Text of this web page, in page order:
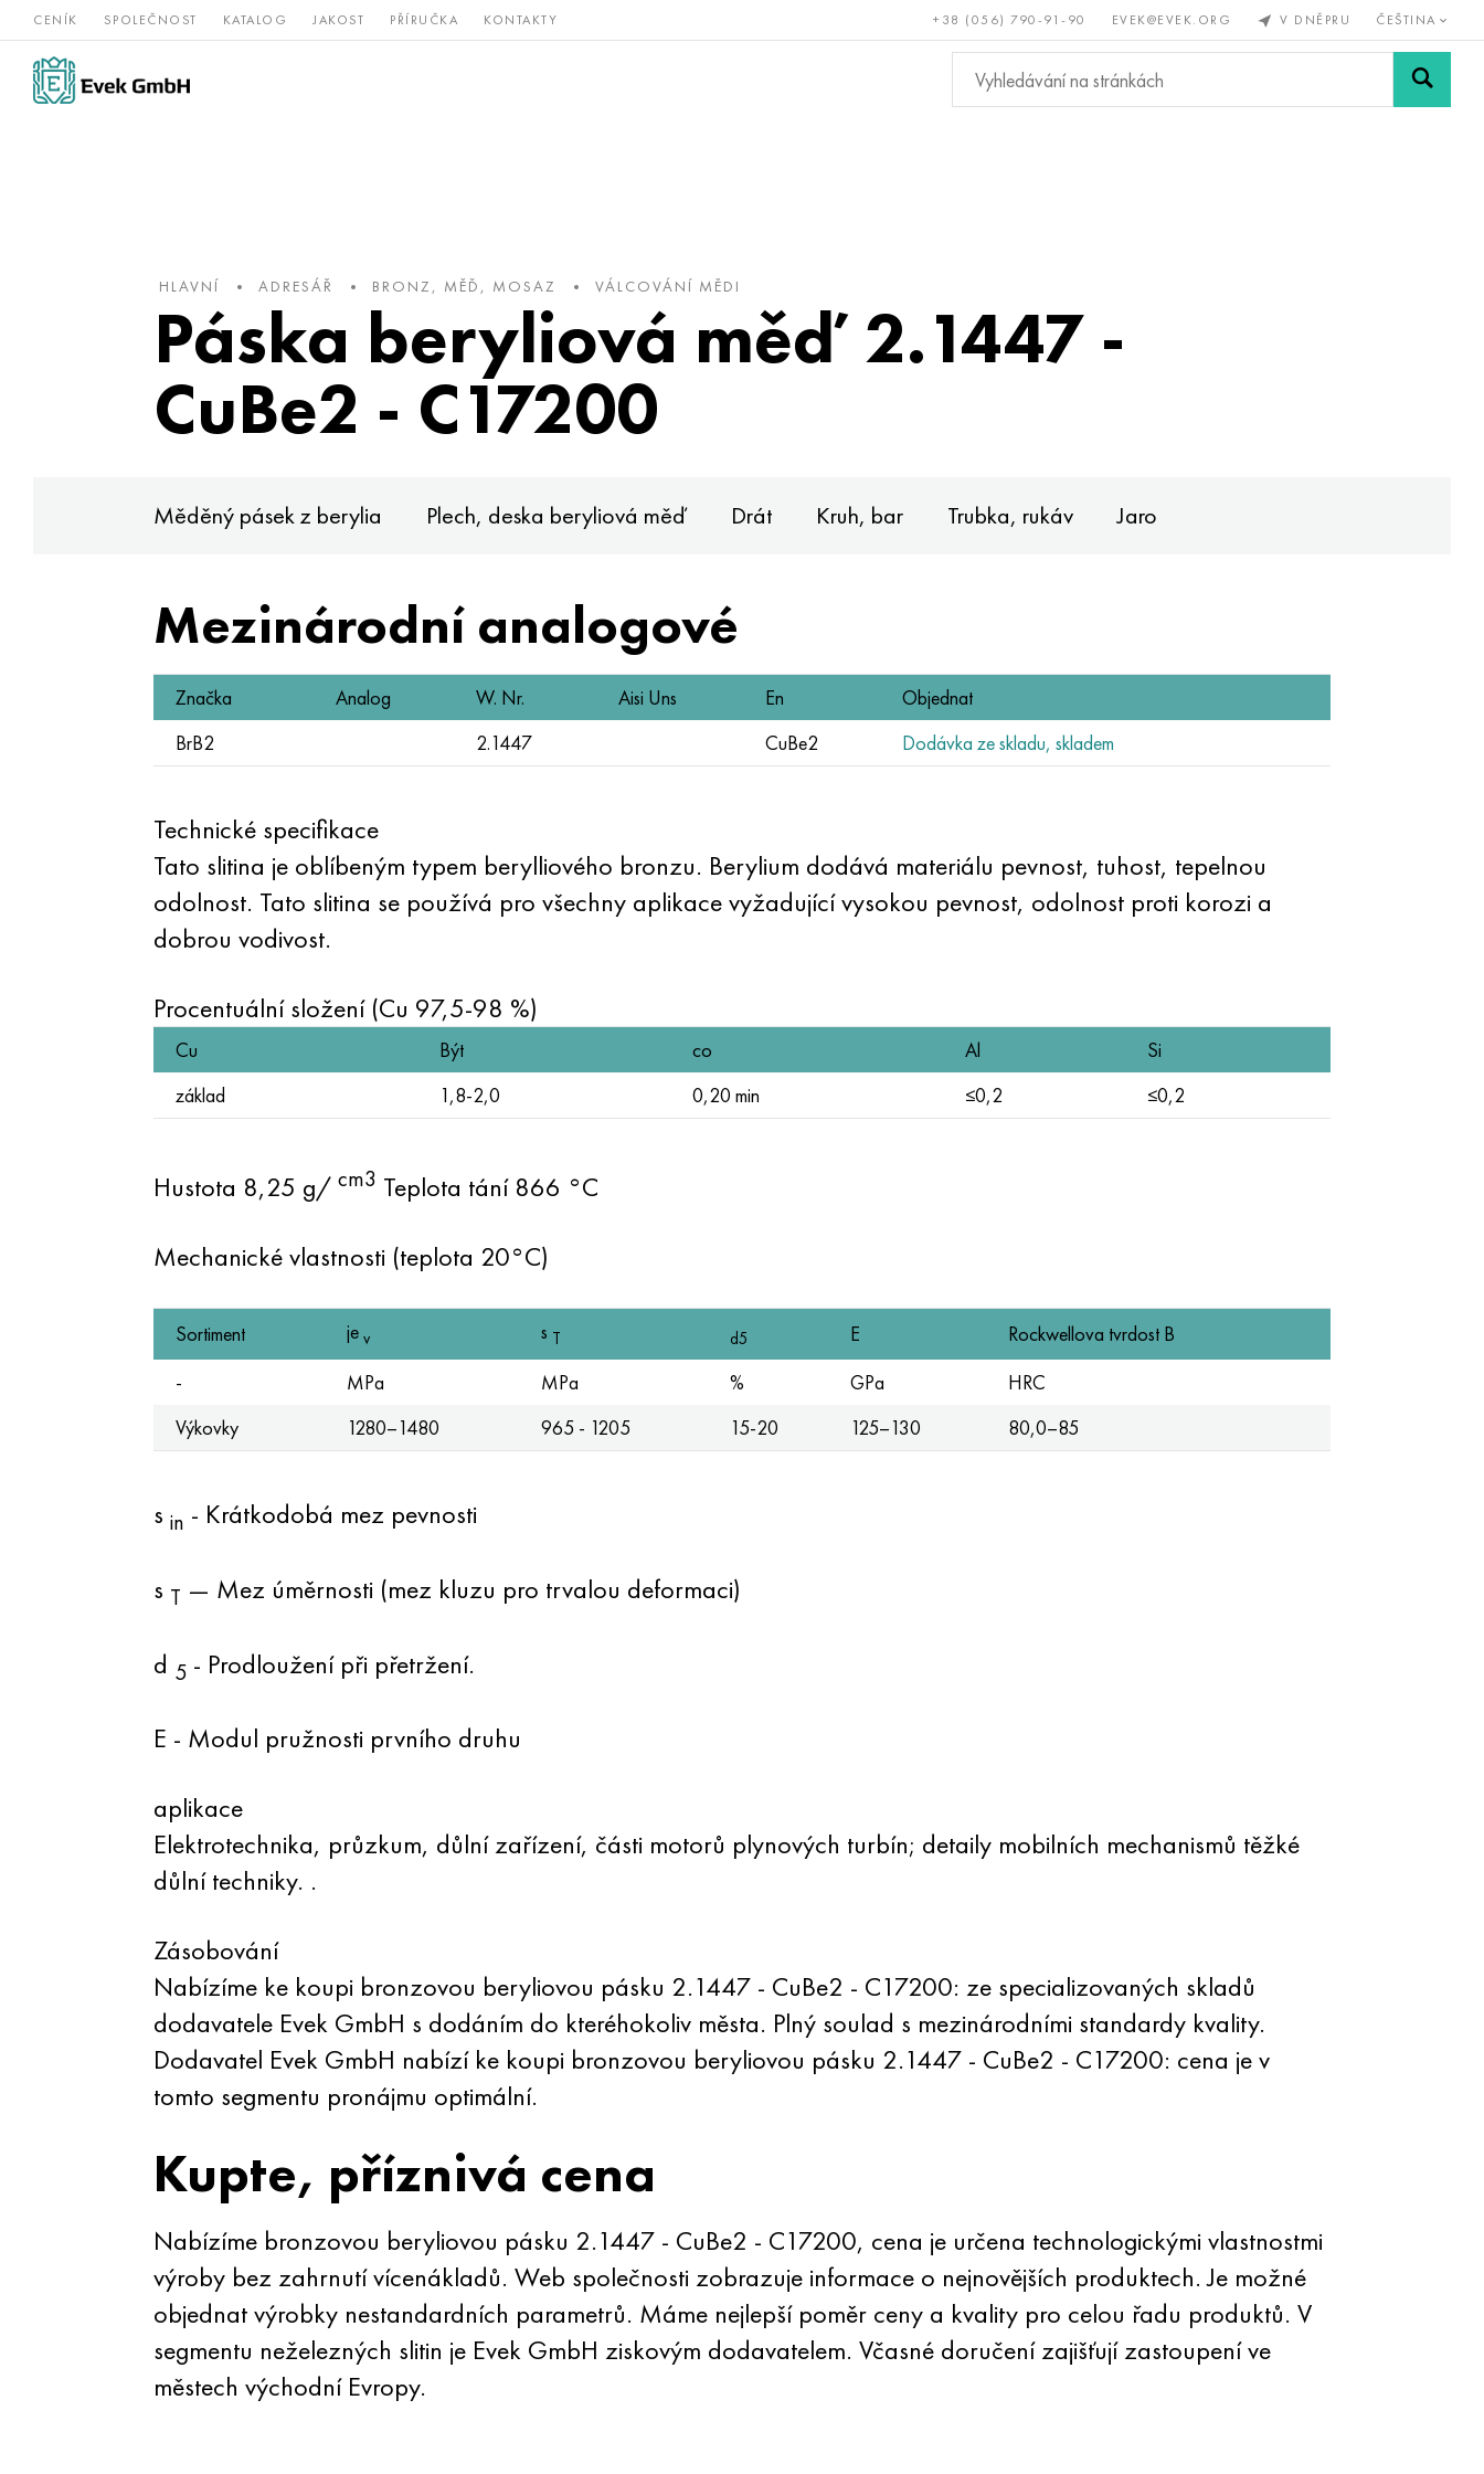
CENÍK SPOLEČNOST KATALOG JAKOST PŘÍRUČKA KONTAKTY +38 (056) 790-91-90 EVEK@EVEK.ORG V DNĚPRU ČEŠTINA
Slitiny
niklu
nerezová Vzácné a Bronz, měď, Neželezné
kovy
Legovaná Sítě a
HLAVNÍ ADRESÁŘ BRONZ, MĚĎ, MOSAZ VÁLCOVÁNÍ MĚDI
Páska beryliová měď 2.1447 -
CuBe2 - C17200
Měděný pásek z berylia Plech, deska beryliová měď Drát Kruh, bar Trubka, rukáv Jaro
Mezinárodní analogové
Značka Analog W. Nr. Aisi Uns En
Objednat
BrB2
2.1447 CuBe2 Dodávka ze skladu, skladem
Technické specifikace
Tato slitina je oblíbeným typem berylliového bronzu. Berylium dodává materiálu pevnost, tuhost, tepelnou
odolnost. Tato slitina se používá pro všechny aplikace vyžadující vysokou pevnost, odolnost proti korozi a
dobrou vodivost.
Procentuální složení (Cu 97,5-98 %)
Cu Být co Al
Si
základ
1,8-2,0 0,20 min ≤0,2 ≤0,2
Hustota 8,25 g/ cm3 Teplota tání 866 °C
Mechanické vlastnosti (teplota 20°C)
Sortiment je v s T d5 E
Rockwellova tvrdost B
-
MPa MPa % GPa
HRC
Výkovky
1280–1480 965 - 1205 15-20 125–130 80,0–85
s in - Krátkodobá mez pevnosti
s T — Mez úměrnosti (mez kluzu pro trvalou deformaci)
d 5- Prodloužení při přetržení.
E - Modul pružnosti prvního druhu
aplikace
Elektrotechnika, průzkum, důlní zařízení, části motorů plynových turbín; detaily mobilních mechanismů těžké
důlní techniky. .
Zásobování
Nabízíme ke koupi bronzovou beryliovou pásku 2.1447 - CuBe2 - C17200: ze specializovaných skladů
dodavatele Evek GmbH s dodáním do kteréhokoliv města. Plný soulad s mezinárodními standardy kvality.
Dodavatel Evek GmbH nabízí ke koupi bronzovou beryliovou pásku 2.1447 - CuBe2 - C17200: cena je v
tomto segmentu pronájmu optimální.
Kupte, příznivá cena
Nabízíme bronzovou beryliovou pásku 2.1447 - CuBe2 - C17200, cena je určena technologickými vlastnostmi
výroby bez zahrnutí vícenákladů. Web společnosti zobrazuje informace o nejnovějších produktech. Je možné
objednat výrobky nestandardních parametrů. Máme nejlepší poměr ceny a kvality pro celou řadu produktů. V
segmentu neželezných slitin je Evek GmbH ziskovým dodavatelem. Včasné doručení zajišťují zastoupení ve
městech východní Evropy.